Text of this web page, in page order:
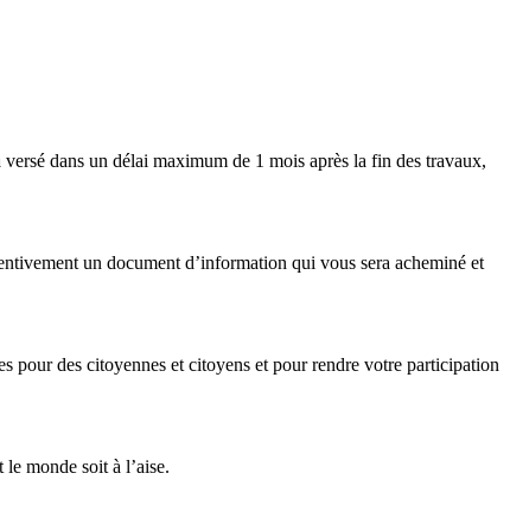
dans un délai maximum de 1 mois après la fin des travaux,
un document d’information qui vous sera acheminé et
pour des citoyennes et citoyens et pour rendre votre participation
monde soit à l’aise.